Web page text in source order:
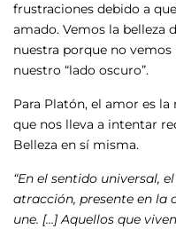
frustraciones debido a
amado. Vemos la belleza
nuestra porque no
nuestro “lado oscuro”.
Para Platón, el amor es
que nos lleva a intentar
Belleza en sí misma.
“En el sentido universal,
atracción, presente en la
une. […] Aquellos que